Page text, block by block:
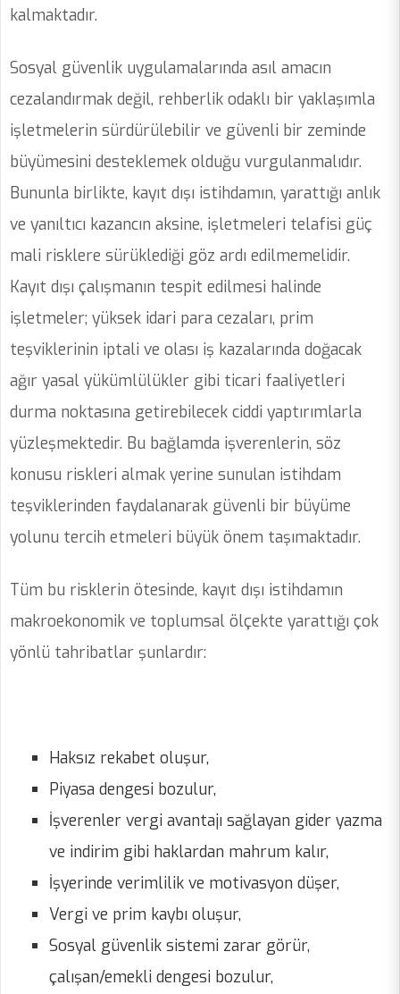
kalmaktadır.
Sosyal güvenlik uygulamalarında asıl amacın
cezalandırmak değil, rehberlik odaklı bir yaklaşımla
işletmelerin sürdürülebilir ve güvenli bir zeminde
büyümesini desteklemek olduğu vurgulanmalıdır.
Bununla birlikte, kayıt dışı istihdamın, yarattığı anlık
ve yanıltıcı kazancın aksine, işletmeleri telafisi güç
mali risklere sürüklediği göz ardı edilmemelidir.
Kayıt dışı çalışmanın tespit edilmesi halinde
işletmeler; yüksek idari para cezaları, prim
teşviklerinin iptali ve olası iş kazalarında doğacak
ağır yasal yükümlülükler gibi ticari faaliyetleri
durma noktasına getirebilecek ciddi yaptırımlarla
yüzleşmektedir. Bu bağlamda işverenlerin, söz
konusu riskleri almak yerine sunulan istihdam
teşviklerinden faydalanarak güvenli bir büyüme
yolunu tercih etmeleri büyük önem taşımaktadır.
Tüm bu risklerin ötesinde, kayıt dışı istihdamın
makroekonomik ve toplumsal ölçekte yarattığı çok
yönlü tahribatlar şunlardır:
Haksız rekabet oluşur,
Piyasa dengesi bozulur,
İşverenler vergi avantajı sağlayan gider yazma
ve indirim gibi haklardan mahrum kalır,
İşyerinde verimlilik ve motivasyon düşer,
Vergi ve prim kaybı oluşur,
Sosyal güvenlik sistemi zarar görür,
çalışan/emekli dengesi bozulur,